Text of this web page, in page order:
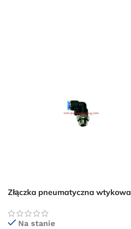
Złączka pneumatyczna wtykowa
Na stanie